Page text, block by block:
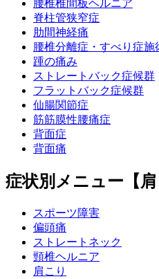
腰椎椎間板ヘルニア
脊柱管狭窄症
肋間神経痛
腰椎分離症・すべり症施
踵の痛み
ストレートバック症候群
フラットバック症候群
仙腸関節症
筋筋膜性腰痛症
背面症
背面痛
症状別メニュー【肩
スポーツ障害
偏頭痛
ストレートネック
頸椎ヘルニア
肩こり